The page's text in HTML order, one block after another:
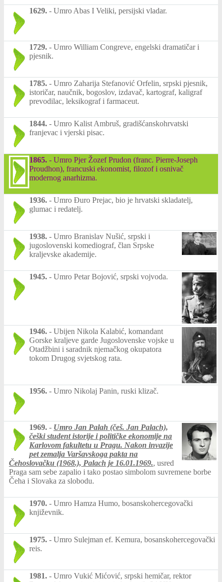
1629. - Umro Abas I Veliki, persijski vladar.
1729. - Umro William Congreve, engelski dramatičar i
pjesnik.
1785. - Umro Zaharija Stefanović Orfelin, srpski pjesnik,
istoričar, naučnik, bogoslov, izdavač, kartograf, kaligraf
prevodilac, leksikograf i farmaceut.
1844. - Umro Kalist Ambruš, gradišćanskohrvatski
franjevac i vjerski pisac.
1865. - Umro Pjer Žozef Prudon (franc. Pierre-Joseph
Proudhon), francuski ekonomist, filozof i osnivač
modernog anarhizma.
1936. - Umro Đuro Prejac, bio je hrvatski skladatelj,
glumac i redatelj.
1938. - Umro Branislav Nušić, srpski i
jugoslovenski komediograf, član Srpske
kraljevske akademije.
1945. - Umro Petar Bojović, srpski vojvoda.
1946. - Ubijen Nikola Kalabić, komandant
Gorske kraljeve garde Jugoslovenske vojske u
Otadžbini i saradnik njemačkog okupatora
tokom Drugog svjetskog rata.
1956. - Umro Nikolaj Panin, ruski klizač.
1969. - Umro Jan Palah (češ. Jan Palach),
češki student istorije i političke ekonomije na
Karlovom fakultetu u Pragu. Nakon invazije
pet zemalja Varšavskoga pakta na
Čehoslovačku (1968.), Palach je 16.01.1969., usred
Praga sam sebe zapalio i tako postao simbolom suvremene borbe
Čeha i Slovaka za slobodu.
1970. - Umro Hamza Humo, bosanskohercegovački
književnik.
1975. - Umro Sulejman ef. Kemura, bosanskohercegovački
reis.
1981. - Umro Vukić Mićović, srpski hemičar, rektor